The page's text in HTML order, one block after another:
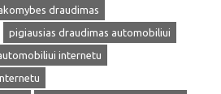
draudimas
pigiausias draudimas automobiliui
internetu